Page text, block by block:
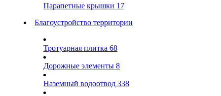
Парапетные крышки 17
Благоустройство территории
Тротуарная плитка 68
Дорожные элементы 8
Наземный водоотвод 338